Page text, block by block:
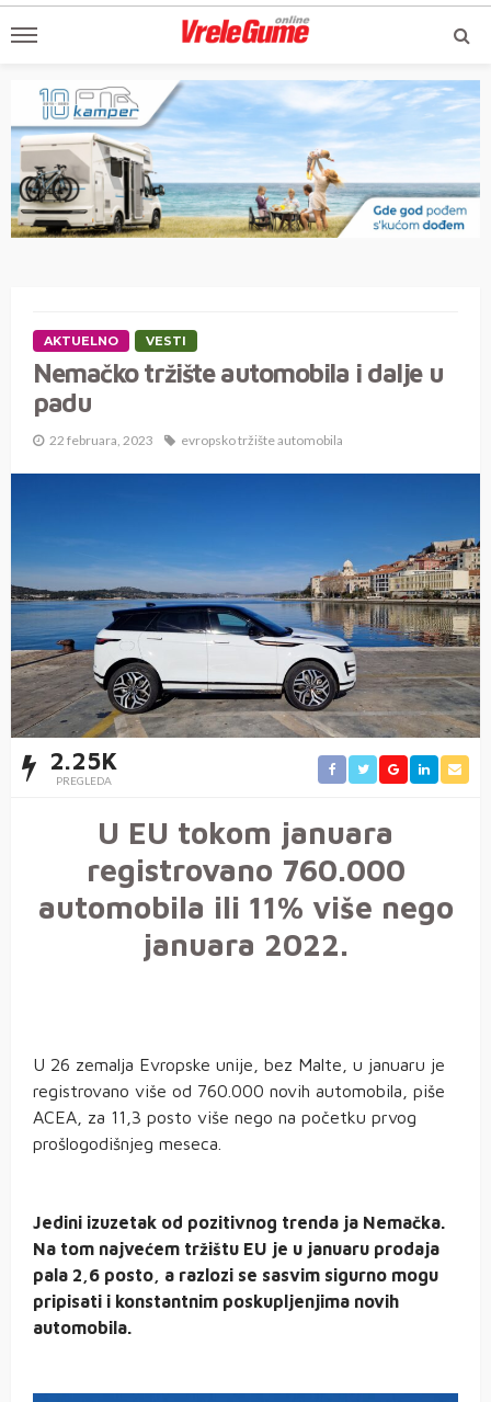
AKTUELNO VESTI
Nemačko tržište automobila i dalje u
padu
22 februara, 2023 evropsko tržište automobila
2.25K
PREGLEDA
U EU tokom januara
registrovano 760.000
automobila ili 11% više nego
januara 2022.
U 26 zemalja Evropske unije, bez Malte, u januaru je
registrovano više od 760.000 novih automobila, piše
ACEA, za 11,3 posto više nego na početku prvog
prošlogodišnjeg meseca.
Jedini izuzetak od pozitivnog trenda ja Nemačka.
Na tom najvećem tržištu EU je u januaru prodaja
pala 2,6 posto, a razlozi se sasvim sigurno mogu
pripisati i konstantnim poskupljenjima novih
automobila.